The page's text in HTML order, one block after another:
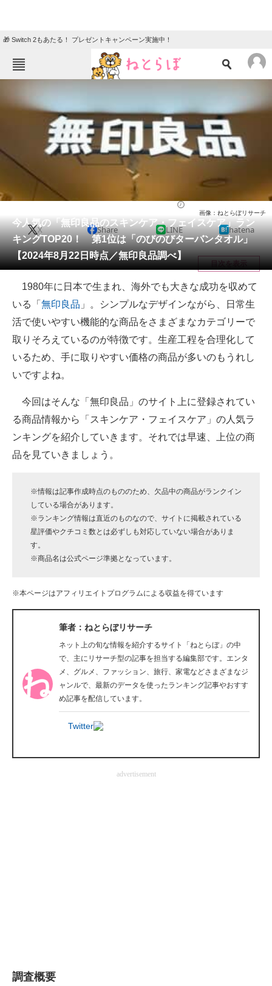
🎁 Switch 2もあたる！ プレゼントキャンペーン実施中！
クイズ
地域
住まい 教育・育児
動物
会員記事
メディア
注目記事を集めた総合ページ
ITの今と未来を見通す
スマホと通信の最新トレンド
進化するPCとデバイスの未来
好きが集まる 比べて選べる
ビジネスと働き方のヒント
企業ITのトレンドを詳説
マーケ×ITの今がよく分かる
ITエンジニア向け専門サイト
企業向けIT製品の総合サイト
製造業のIT導入・活用を支援
電子設計の基本と応用
ちょっと気になるネットの話題
今人気の「無印良品のスキンケア・フェイスケア」ラン
キングTOP20！ 第1位は「のびのびターバンタオル」
【2024年8月22日時点／無印良品調べ】
画像：ねとらぼリサーチ
X Share LINE hatena
目次を表示
1980年に日本で生まれ、海外でも大きな成功を収めて
いる「 無印良品 」。シンプルなデザインながら、日常生
活で使いやすい機能的な商品をさまざまなカテゴリーで
取りそろえているのが特徴です。生産工程を合理化して
いるため、手に取りやすい価格の商品が多いのもうれし
いですよね。
今回はそんな「無印良品」のサイト上に登録されてい
る商品情報から「スキンケア・フェイスケア」の人気ラ
ンキングを紹介していきます。それでは早速、上位の商
品を見ていきましょう。
※情報は記事作成時点のもののため、欠品中の商品がランクイン
している場合があります。
※ランキング情報は直近のものなので、サイトに掲載されている
星評価やクチコミ数とは必ずしも対応していない場合がありま
す。
※商品名は公式ページ準拠となっています。
※本ページはアフィリエイトプログラムによる収益を得ています
筆者：ねとらぼリサーチ
ネット上の旬な情報を紹介するサイト「ねとらぼ」の中
で、主にリサーチ型の記事を担当する編集部です。エンタ
メ、グルメ、ファッション、旅行、家電などさまざまなジ
ャンルで、最新のデータを使ったランキング記事やおすす
め記事を配信しています。
Twitter
advertisement
調査概要